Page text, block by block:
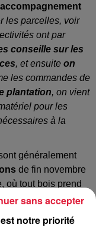
accompagnement
les parcelles, voir
ont par
conseille sur les
, et ensuite on
les commandes de
plantation, on vient
pour les
à la
généralement
de fin novembre
où tout bois prend
notre priorité
sans accepter